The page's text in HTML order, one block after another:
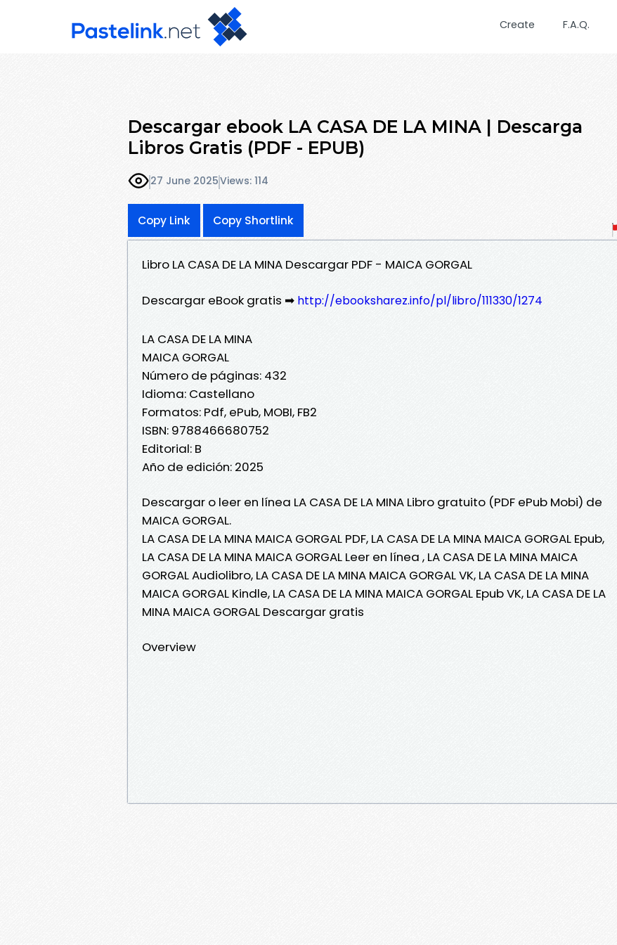
Create F.A.Q.
Descargar ebook LA CASA DE LA MINA | Descarga
Libros Gratis (PDF - EPUB)
27 June 2025Views: 114
Copy Link Copy Shortlink
Libro LA CASA DE LA MINA Descargar PDF - MAICA GORGAL
Descargar eBook gratis ➡ http://ebooksharez.info/pl/libro/111330/1274
LA CASA DE LA MINA
MAICA GORGAL
Número de páginas: 432
Idioma: Castellano
Formatos: Pdf, ePub, MOBI, FB2
ISBN: 9788466680752
Editorial: B
Año de edición: 2025
Descargar o leer en línea LA CASA DE LA MINA Libro gratuito (PDF ePub Mobi) de
MAICA GORGAL.
LA CASA DE LA MINA MAICA GORGAL PDF, LA CASA DE LA MINA MAICA GORGAL Epub,
LA CASA DE LA MINA MAICA GORGAL Leer en línea , LA CASA DE LA MINA MAICA
GORGAL Audiolibro, LA CASA DE LA MINA MAICA GORGAL VK, LA CASA DE LA MINA
MAICA GORGAL Kindle, LA CASA DE LA MINA MAICA GORGAL Epub VK, LA CASA DE LA
MINA MAICA GORGAL Descargar gratis
Overview